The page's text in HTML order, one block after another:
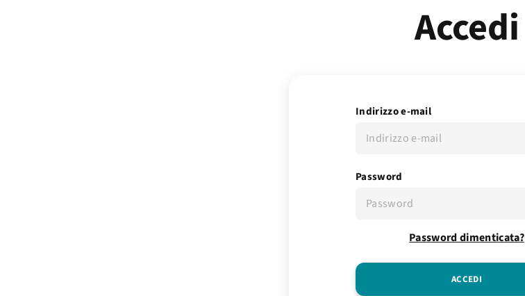
Accedi
Indirizzo e-mail
Password
Password dimenticata?